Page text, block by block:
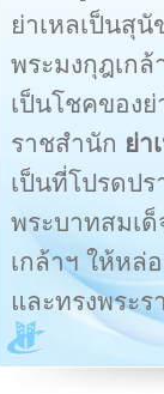
ย่าเหลเป็นสุ
พระมงกุฎเกล้
เป็นโชคของย่
ราชสำนัก ย่า
เป็นที่โปรดป
พระบาทสมเด็
เกล้าฯ ให้หล่
และทรงพระ